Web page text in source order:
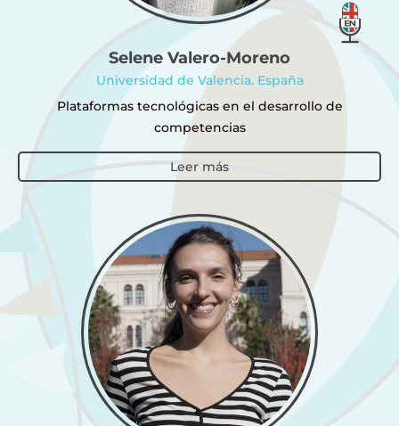
Selene Valero-Moreno
Universidad de Valencia. España
Plataformas tecnológicas en el desarrollo de
competencias
Leer más